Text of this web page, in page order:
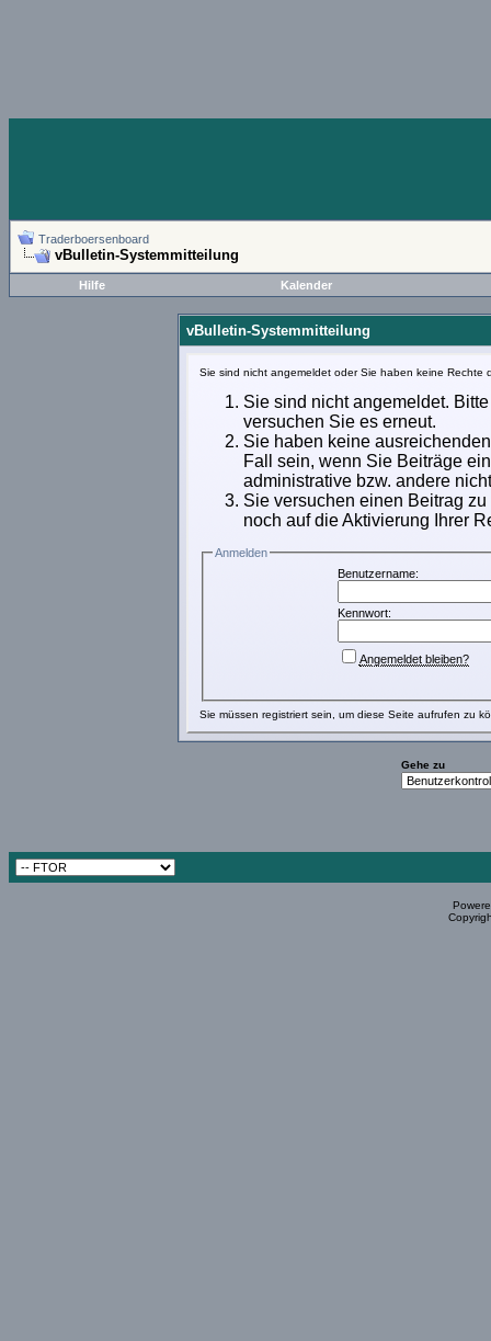
Traderboersenboard
vBulletin-Systemmitteilung
Hilfe Kalender
vBulletin-Systemmitteilung
Sie sind nicht angemeldet oder Sie haben keine
Sie sind nicht angemeldet.
versuchen Sie es erneut.
Sie haben keine
Fall sein, wenn Sie Beiträge
administrative bzw. andere
Sie versuchen einen Beitrag
noch auf die Aktivierung Ihrer
Anmelden
Benutzername:
Kennwort:
Angemeldet bleiben?
Sie müssen registriert sein, um diese Seite aufrufen zu
Gehe zu